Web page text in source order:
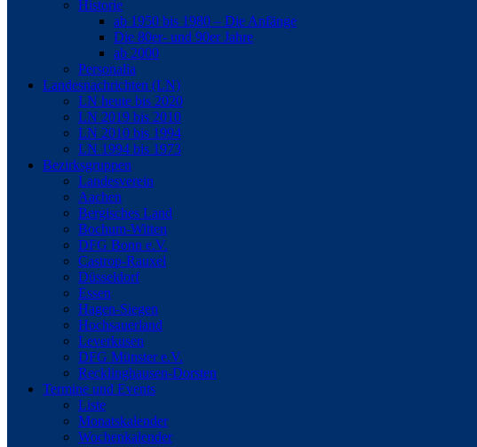
Historie
ab 1950 bis 1980 – Die Anfänge
Die 80er- und 90er Jahre
ab 2000
Personalia
Landesnachrichten (LN)
LN heute bis 2020
LN 2019 bis 2010
LN 2010 bis 1994
LN 1994 bis 1973
Bezirksgruppen
Landesverein
Aachen
Bergisches Land
Bochum-Witten
DFG Bonn e.V.
Castrop-Rauxel
Düsseldorf
Essen
Hagen-Siegen
Hochsauerland
Leverkusen
DFG Münster e.V.
Recklinghausen-Dorsten
Termine und Events
Liste
Monatskalender
Wochenkalender